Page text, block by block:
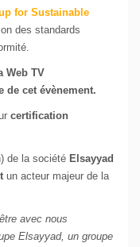
for Sustainable
des standards
Web TV
de cet évènement.
certification
de la société Elsayyad
un acteur majeur de la
avec nous
Elsayyad, un groupe